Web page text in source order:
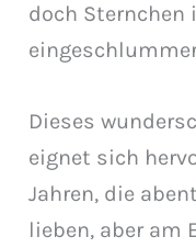
doch
Dieses
eignet sich
Jahren, die
lieben, aber am